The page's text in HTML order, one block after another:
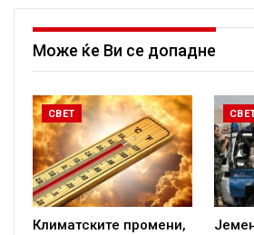
Може ќе Ви се допадне
СВЕТ
Климатските промени,